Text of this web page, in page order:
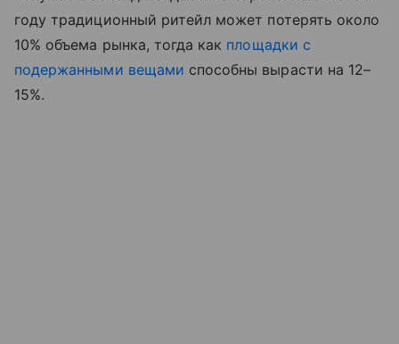
году традиционный ритейл может потерять около
10% объема рынка, тогда как площадки с
подержанными вещами способны вырасти на 12–
15%.